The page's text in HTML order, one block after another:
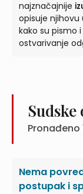
najznačajnije
opisuje njihovu
kako su pismo i
ostvarivanje
oživljavanje
židovskim
razvoja
Pronađeno
Nema
postupak i